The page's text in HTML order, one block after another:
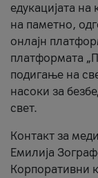
едукацијата
на паметно,
онлајн
платформата
подигање на
насоки за
свет.
Контакт за
Емилија
Корпоративни